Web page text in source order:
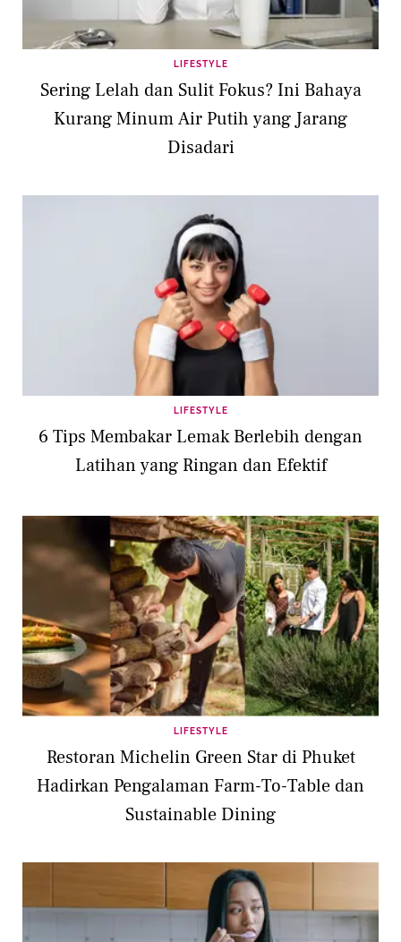
LIFESTYLE
Sering Lelah dan Sulit Fokus? Ini Bahaya
Kurang Minum Air Putih yang Jarang
Disadari
LIFESTYLE
6 Tips Membakar Lemak Berlebih dengan
Latihan yang Ringan dan Efektif
LIFESTYLE
Restoran Michelin Green Star di Phuket
Hadirkan Pengalaman Farm-To-Table dan
Sustainable Dining